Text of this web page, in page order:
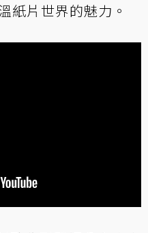
紙片世界的魅力。